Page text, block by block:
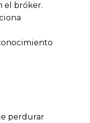
el bróker.
perdurar